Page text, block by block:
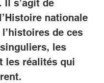
Il s’agit de
nationale
de ces
les
les réalités qui